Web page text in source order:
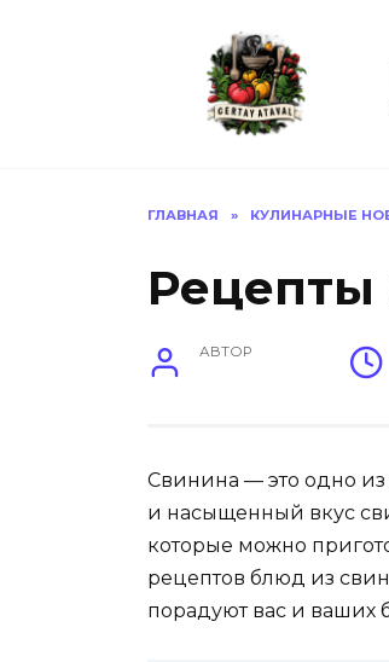
ГЛАВНАЯ » КУЛИНАРНЫЕ
АВТОР
Свинина — это одно
и насыщенный вкус
которые можно
рецептов блюд из
порадуют вас и ваших